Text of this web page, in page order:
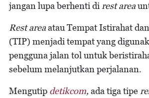
jangan lupa berhenti di rest area
Rest areaatau Tempat Istirahat
(TIP) menjadi tempat yang
pengguna jalan tol untuk
sebelum melanjutkan perjalanan.
Mengutip detikcom, ada tiga tipe